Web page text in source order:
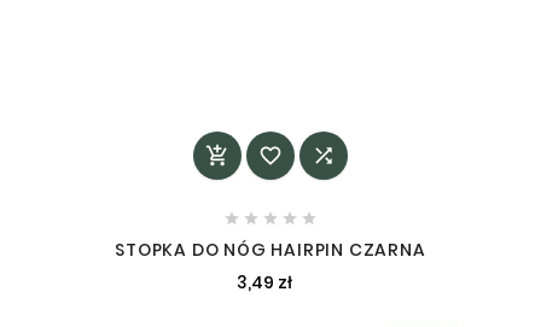
  
    
STOPKA DO NÓG HAIRPIN CZARNA
3,49 zł